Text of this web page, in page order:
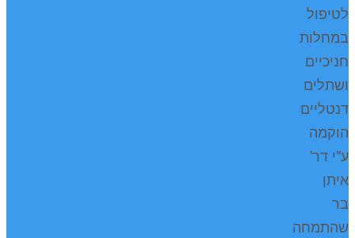
לטיפול
במחלות
חניכיים
ושתלים
דנטליים
הוקמה
ע"י דר'
איתן
בר
שהתמחה